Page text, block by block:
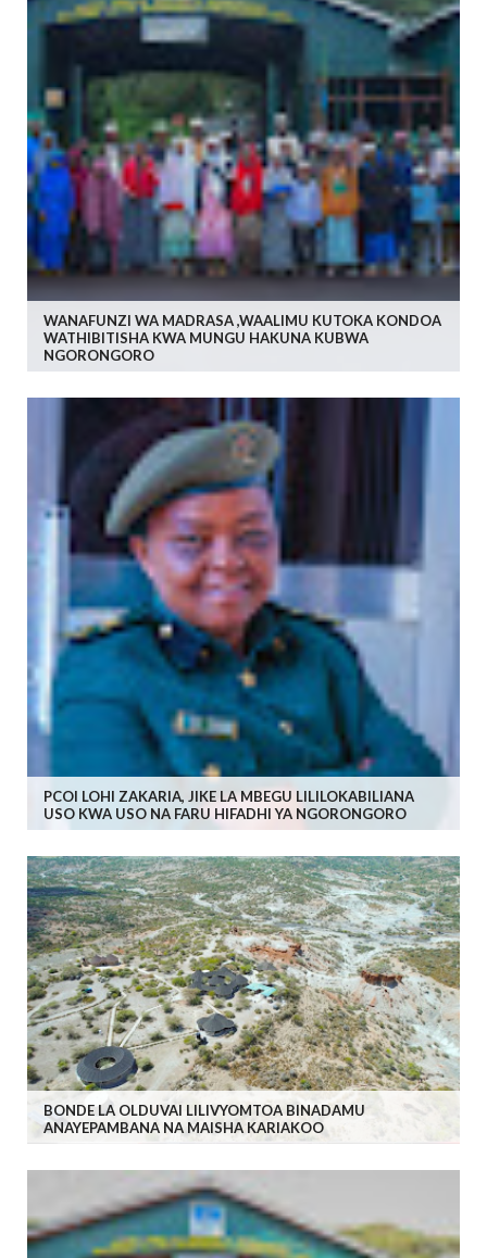
WANAFUNZI WA MADRASA ,WAALIMU KUTOKA KONDOA
WATHIBITISHA KWA MUNGU HAKUNA KUBWA
NGORONGORO
PCOI LOHI ZAKARIA, JIKE LA MBEGU LILILOKABILIANA
USO KWA USO NA FARU HIFADHI YA NGORONGORO
BONDE LA OLDUVAI LILIVYOMTOA BINADAMU
ANAYEPAMBANA NA MAISHA KARIAKOO